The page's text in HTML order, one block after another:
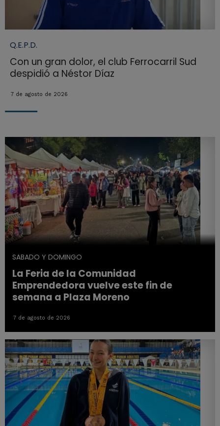
Q.E.P.D.
Con un gran dolor, el club Ferrocarril Sud
despidió a Néstor Díaz
7 de agosto de 2026
SABADO Y DOMINGO
La Feria de la Comunidad
Emprendedora vuelve este fin de
semana a Plaza Moreno
7 de agosto de 2026